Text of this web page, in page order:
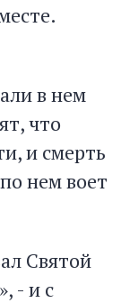
в нем
что
и смерть
нем воет
Святой
- и с